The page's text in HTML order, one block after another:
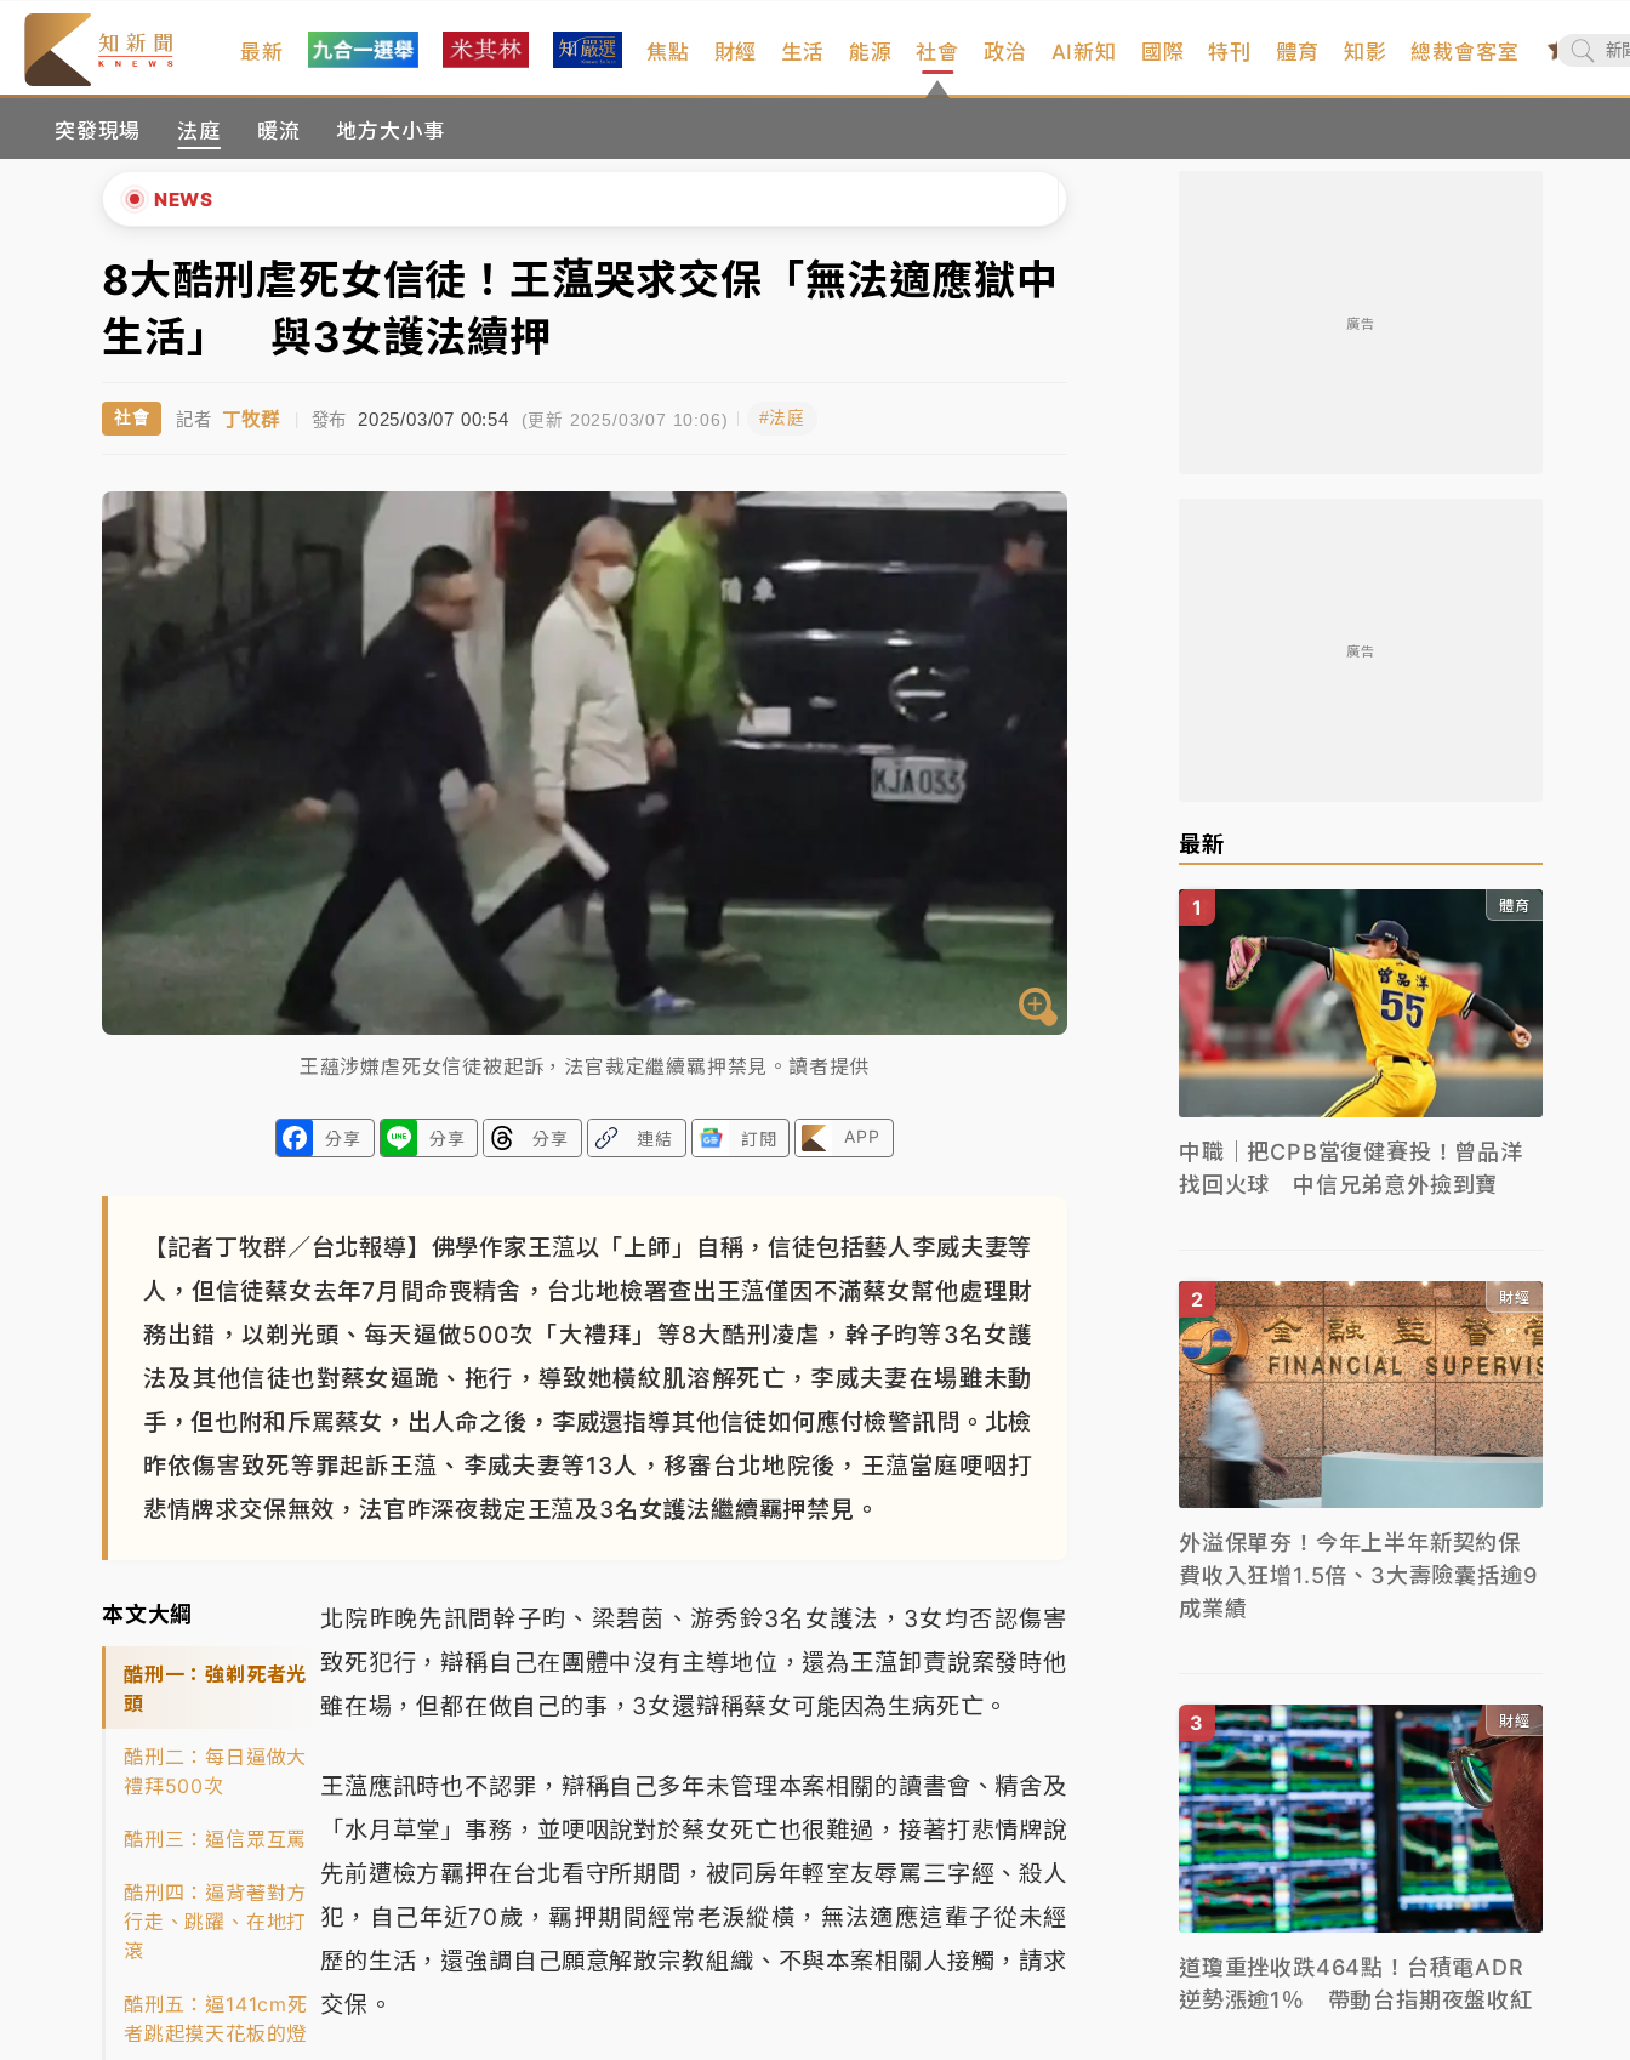
最新 焦點 財經 生活 能源 社會
突發現場 法庭 暖流 地方大小事
政治 AI新知 國際 特刊 體育 知影 總裁會客室
NEWS
暑假過三周才推「E宿新北打卡趣」！抽獎程序複雜 觀旅局回應了
中信慈善基金會想增加董事人數！辜仲諒向法院聲請遭駁 理由曝光
故宮《龍藏經》特展第2檔！今線上預約開賣一度塞車 周六起展出延長至晚上7時
台東農業處長涉圖利渡假村！東檢抗告成功 今重開羈押庭
女律師陳昱瑄詐慈濟10億！黃金158kg遭查扣畫面曝光
中信慈善基金會想增加董事人數！辜仲諒向法院聲請遭駁 理由曝光
故宮《龍藏經》特展第2檔！今線上預約開賣一度塞車 周六起展出延長至晚上7時
台東農業處長涉圖利渡假村！東檢抗告成功 今重開羈押庭
父親節泡湯了！中颱白海豚雨彈轟3天 「紅到發紫」降雨熱區曝
▲
▼
8大酷刑虐死女信徒！王蕰哭求交保「無法適應獄中
生活」 與3女護法續押
社會 記者 丁牧群 | 發布 2025/03/07 00:54 (更新 2025/03/07 10:06) #法庭
王蘊涉嫌虐死女信徒被起訴，法官裁定繼續羈押禁見。讀者提供
分享 分享 分享 連結 訂閱 APP
【記者丁牧群／台北報導】佛學作家王蕰以「上師」自稱，信徒包括藝人李威夫妻等
人，但信徒蔡女去年7月間命喪精舍，台北地檢署查出王蕰僅因不滿蔡女幫他處理財
務出錯，以剃光頭、每天逼做500次「大禮拜」等8大酷刑凌虐，幹子昀等3名女護
法及其他信徒也對蔡女逼跪、拖行，導致她橫紋肌溶解死亡，李威夫妻在場雖未動
手，但也附和斥罵蔡女，出人命之後，李威還指導其他信徒如何應付檢警訊問。北檢
昨依傷害致死等罪起訴王蕰、李威夫妻等13人，移審台北地院後，王蕰當庭哽咽打
悲情牌求交保無效，法官昨深夜裁定王蕰及3名女護法繼續羈押禁見。
本文大綱
酷刑一：強剃死者光
頭
酷刑二：每日逼做大
禮拜500次
酷刑三：逼信眾互罵
酷刑四：逼背著對方
行走、跳躍、在地打
滾
酷刑五：逼141cm死
者跳起摸天花板的燈
北院昨晚先訊問幹子昀、梁碧茵、游秀鈴3名女護法，3女均否認傷害
致死犯行，辯稱自己在團體中沒有主導地位，還為王蕰卸責說案發時他
雖在場，但都在做自己的事，3女還辯稱蔡女可能因為生病死亡。
王蕰應訊時也不認罪，辯稱自己多年未管理本案相關的讀書會、精舍及
「水月草堂」事務，並哽咽說對於蔡女死亡也很難過，接著打悲情牌說
先前遭檢方羈押在台北看守所期間，被同房年輕室友辱罵三字經、殺人
犯，自己年近70歲，羈押期間經常老淚縱橫，無法適應這輩子從未經
歷的生活，還強調自己願意解散宗教組織、不與本案相關人接觸，請求
交保。
廣告
廣告
最新
體育
中職｜把CPB當復健賽投！曾品洋
找回火球 中信兄弟意外撿到寶
財經
外溢保單夯！今年上半年新契約保
費收入狂增1.5倍、3大壽險囊括逾9
成業績
財經
道瓊重挫收跌464點！台積電ADR
逆勢漲逾1％ 帶動台指期夜盤收紅